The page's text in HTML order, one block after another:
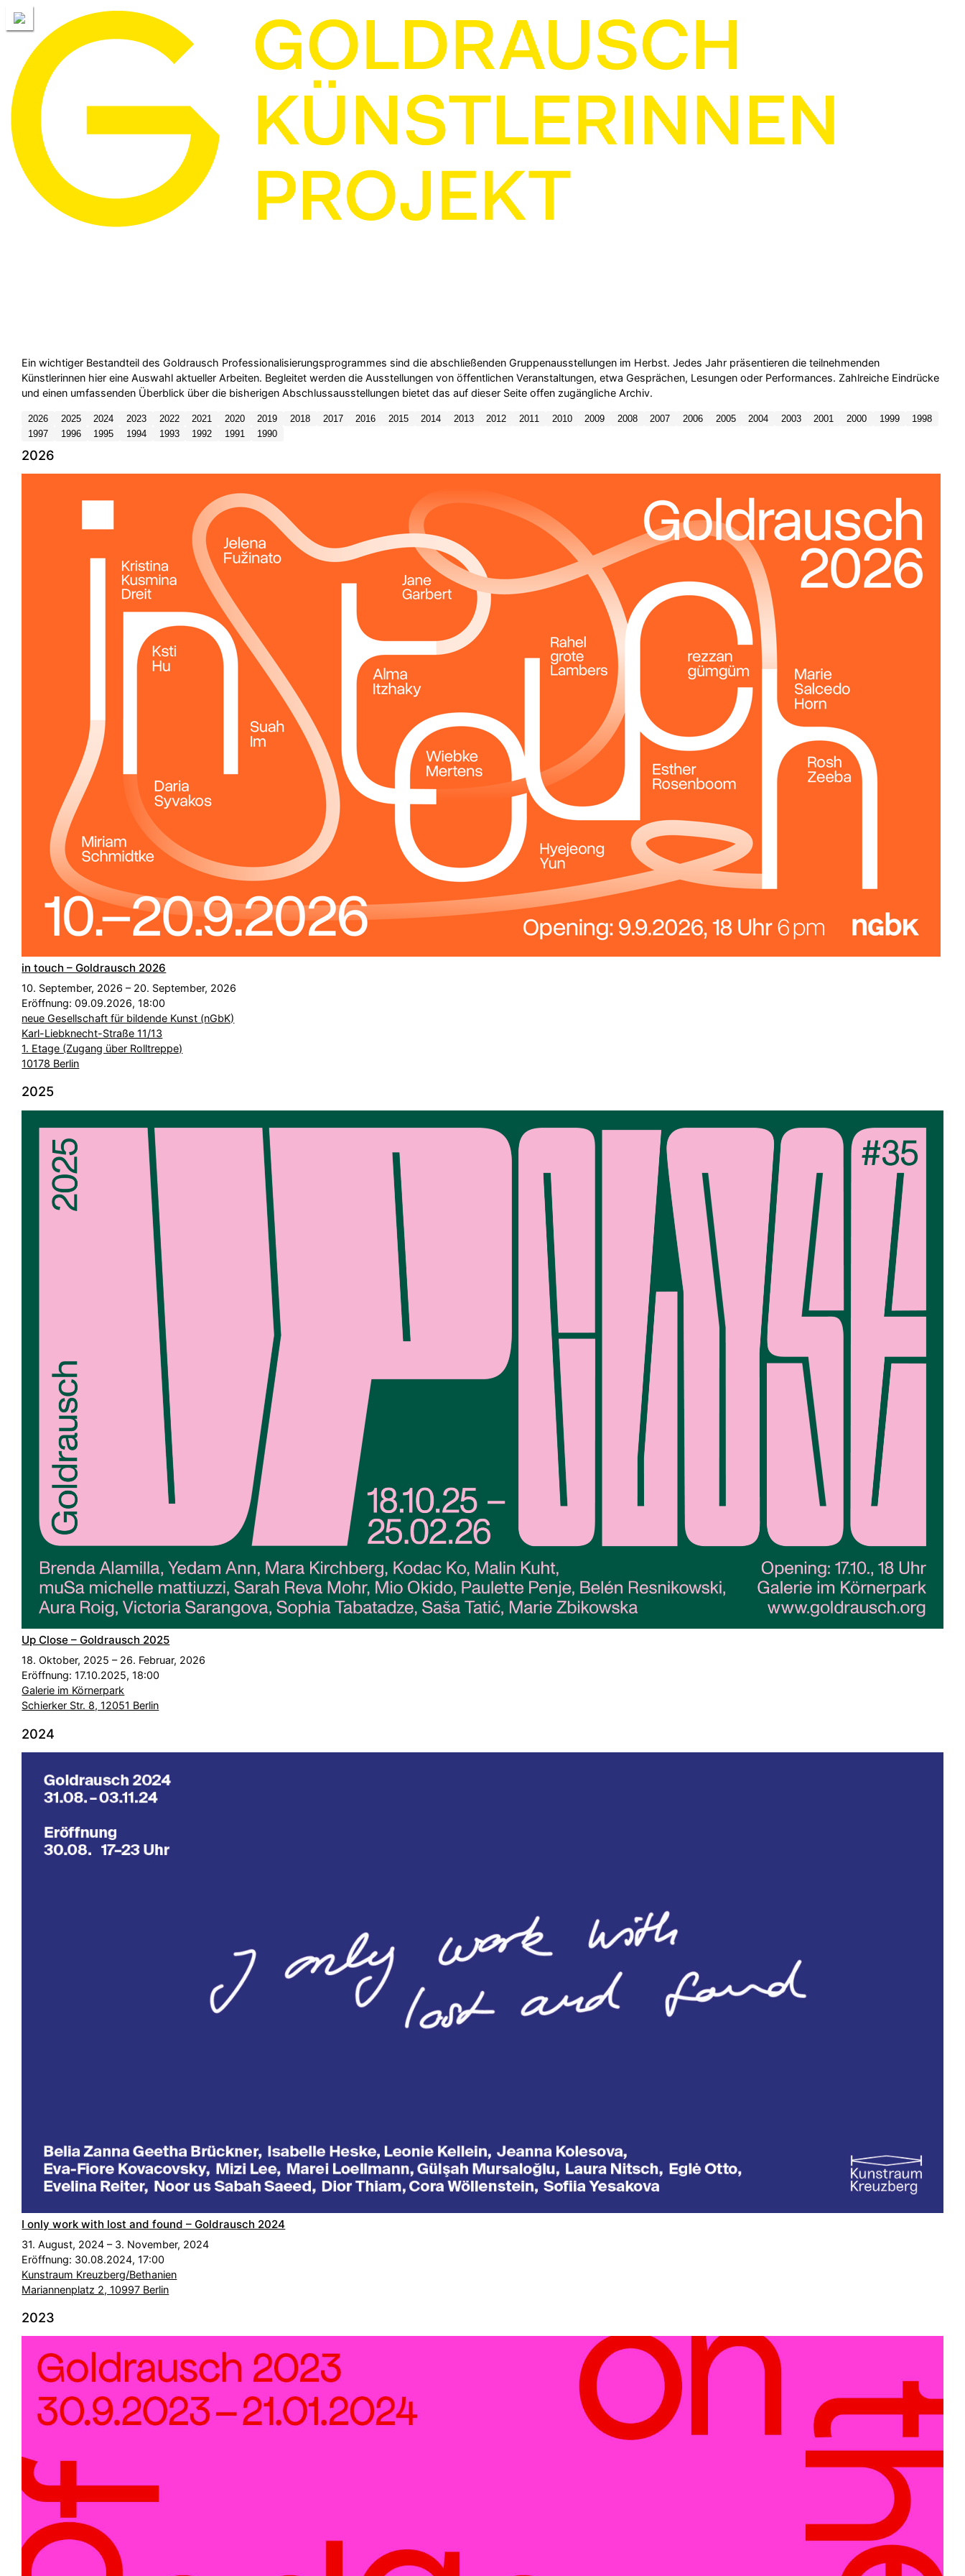
Ein wichtiger Bestandteil des Goldrausch Professionalisierungsprogrammes sind die abschließenden Gruppenausstellungen im Herbst. Jedes Jahr präsentieren die teilnehmenden
Künstlerinnen hier eine Auswahl aktueller Arbeiten. Begleitet werden die Ausstellungen von öffentlichen Veranstaltungen, etwa Gesprächen, Lesungen oder Performances. Zahlreiche Eindrücke
und einen umfassenden Überblick über die bisherigen Abschlussausstellungen bietet das auf dieser Seite offen zugängliche Archiv.
2026 2025 2024 2023 2022 2021 2020 2019 2018 2017 2016 2015 2014 2013 2012 2011 2010 2009 2008 2007 2006 2005 2004 2003 2001 2000 1999
1998
1997
1996 1995 1994 1993 1992 1991 1990
2026
in touch – Goldrausch 2026
10. September, 2026 – 20. September, 2026
Eröffnung: 09.09.2026, 18:00
neue Gesellschaft für bildende Kunst (nGbK)
Karl-Liebknecht-Straße 11/13
1. Etage (Zugang über Rolltreppe)
10178 Berlin
2025
Up Close – Goldrausch 2025
18. Oktober, 2025 – 26. Februar, 2026
Eröffnung: 17.10.2025, 18:00
Galerie im Körnerpark
Schierker Str. 8, 12051 Berlin
2024
I only work with lost and found – Goldrausch 2024
31. August, 2024 – 3. November, 2024
Eröffnung: 30.08.2024, 17:00
Kunstraum Kreuzberg/Bethanien
Mariannenplatz 2, 10997 Berlin
2023